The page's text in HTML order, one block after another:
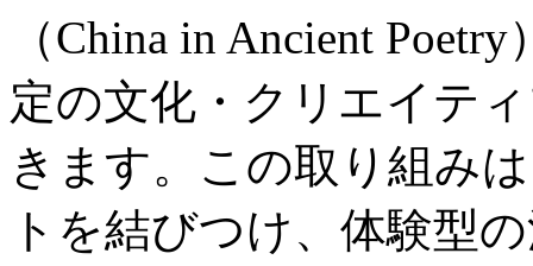
（China in Ancient
定の文化・クリエイテ
きます。この取り組み
トを結びつけ、体験型